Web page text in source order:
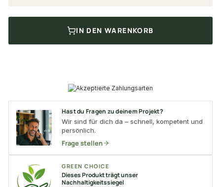
IN DEN WARENKORB
Hast du Fragen zu deinem Projekt?
Wir sind für dich da – schnell, kompetent und
persönlich.
Frage stellen
GREEN CHOICE
Dieses Produkt trägt unser
Nachhaltigkeitssiegel